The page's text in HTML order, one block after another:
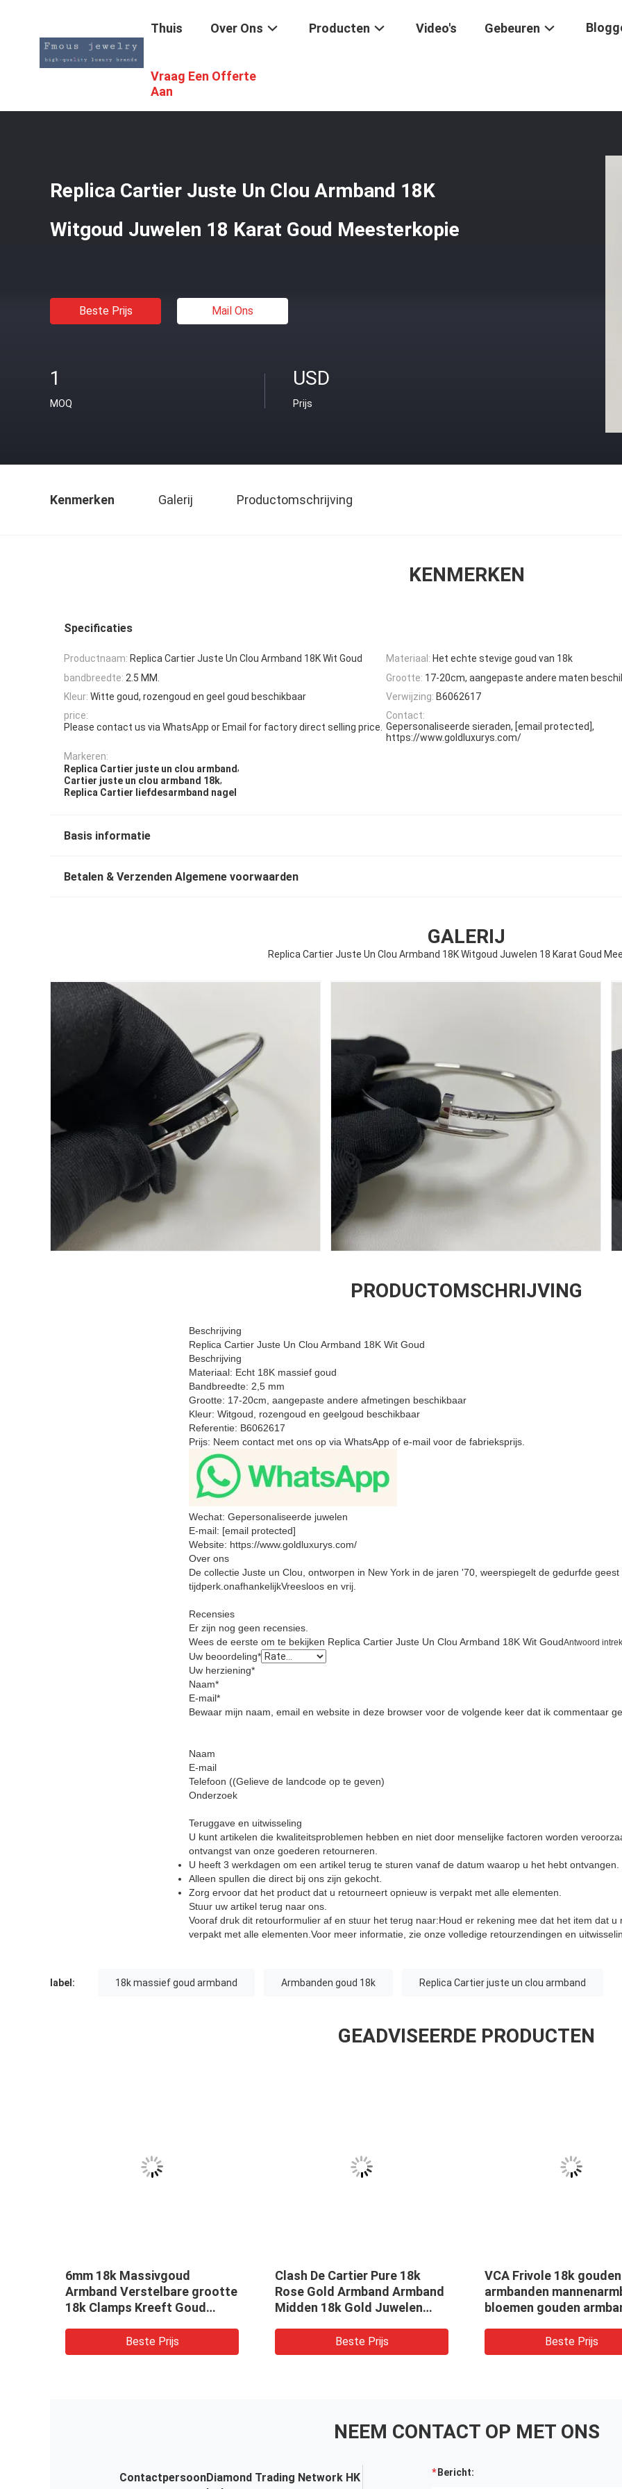
Thuis Over Ons Producten Video's Gebeuren
Vraag Een Offerte
Aan
18K Gouden Armbanden
Replica Cartier Juste Un Clou Armband 18K
Witgoud Juwelen 18 Karat Goud Meesterkopie
Beste Prijs Mail Ons
1
MOQ
USD
Prijs
Kenmerken Galerij Productomschrijving
KENMERKEN
Specificaties
Productnaam: Replica Cartier Juste Un Clou Armband 18K Wit Goud Materiaal: Het echte stevige goud van 18k
bandbreedte: 2.5 MM. Grootte: 17-20cm, aangepaste andere maten
Kleur: Witte goud, rozengoud en geel goud beschikbaar Verwijzing: B6062617
price:
Please contact us via WhatsApp or Email for factory direct selling price.
Contact:
Gepersonaliseerde sieraden, [email protected],
https://www.goldluxurys.com/
Markeren:
Replica Cartier juste un clou armband,
Cartier juste un clou armband 18k,
Replica Cartier liefdesarmband nagel
Basis informatie
Betalen & Verzenden Algemene voorwaarden
GALERIJ
Replica Cartier Juste Un Clou Armband 18K Witgoud Juwelen 18 Karat Goud
PRODUCTOMSCHRIJVING
Beschrijving
Replica Cartier Juste Un Clou Armband 18K Wit Goud
Beschrijving
Materiaal: Echt 18K massief goud
Bandbreedte: 2,5 mm
Grootte: 17-20cm, aangepaste andere afmetingen beschikbaar
Kleur: Witgoud, rozengoud en geelgoud beschikbaar
Referentie: B6062617
Prijs: Neem contact met ons op via WhatsApp of e-mail voor de fabrieksprijs.
Wechat: Gepersonaliseerde juwelen
E-mail: [email protected]
Website: https://www.goldluxurys.com/
Over ons
De collectie Juste un Clou, ontworpen in New York in de jaren '70, weerspiegelt de gedurfde geest
tijdperk.onafhankelijkVreesloos en vrij.
Recensies
Er zijn nog geen recensies.
Wees de eerste om te bekijken Replica Cartier Juste Un Clou Armband 18K Wit GoudAntwoord
Uw beoordeling*
Uw herziening*
Naam*
E-mail*
Bewaar mijn naam, email en website in deze browser voor de volgende keer dat ik commentaar
Naam
E-mail
Telefoon ((Gelieve de landcode op te geven)
Onderzoek
Teruggave en uitwisseling
U kunt artikelen die kwaliteitsproblemen hebben en niet door menselijke factoren worden
ontvangst van onze goederen retourneren.
U heeft 3 werkdagen om een artikel terug te sturen vanaf de datum waarop u het hebt ontvangen.
Alleen spullen die direct bij ons zijn gekocht.
Zorg ervoor dat het product dat u retourneert opnieuw is verpakt met alle elementen.
Stuur uw artikel terug naar ons.
Vooraf druk dit retourformulier af en stuur het terug naar:Houd er rekening mee dat het item dat u
verpakt met alle elementen.Voor meer informatie, zie onze volledige retourzendingen en
label: 18k massief goud armband Armbanden goud 18k Replica Cartier juste un clou armband
GEADVISEERDE PRODUCTEN
6mm 18k Massivgoud
Armband Verstelbare grootte
18k Clamps Kreeft Goud
Beste Prijs
Clash De Cartier Pure 18k
Rose Gold Armband Armband
Midden 18k Gold Juwelen
Beste Prijs
VCA Frivole 18k gouden
armbanden
bloemen gouden
Beste Prijs
NEEM CONTACT OP MET ONS
ContactpersoonDiamond Trading Network HK
Bericht: